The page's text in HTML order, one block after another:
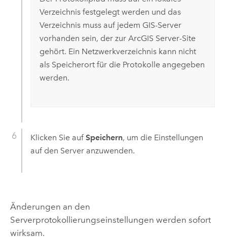
Verzeichnis festgelegt werden und das
Verzeichnis muss auf jedem GIS-Server
vorhanden sein, der zur ArcGIS Server-Site
gehört. Ein Netzwerkverzeichnis kann nicht
als Speicherort für die Protokolle angegeben
werden.
Klicken Sie auf Speichern, um die Einstellungen
auf den Server anzuwenden.
Änderungen an den
Serverprotokollierungseinstellungen werden sofort
wirksam.